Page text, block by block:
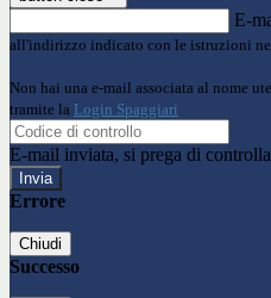
E-
all'indirizzo indicato con le istruzioni
Non hai una e-mail associata al nome
tramite la Login Spaggiari
E-mail inviata, si prega di
Errore
Chiudi
Successo